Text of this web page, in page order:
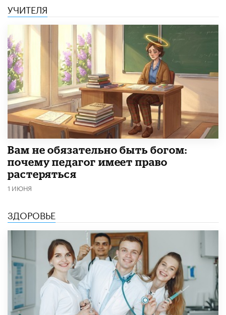
УЧИТЕЛЯ
​Вам не обязательно быть богом:
почему педагог имеет право
растеряться
1 ИЮНЯ
ЗДОРОВЬЕ